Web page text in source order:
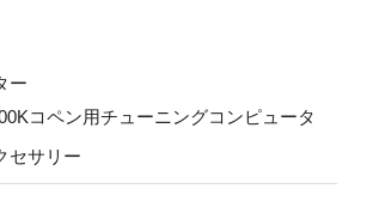
ー
コペン用チューニングコンピュータ
セサリー